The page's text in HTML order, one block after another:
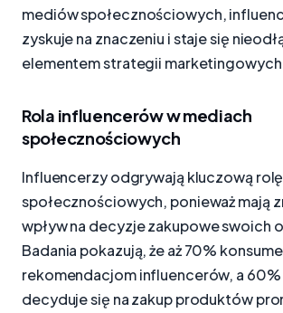
mediów społecznościowych,
zyskuje na znaczeniu i staje się
elementem strategii
Rola influencerów w mediach
społecznościowych
Influencerzy odgrywają kluczową
społecznościowych, ponieważ mają
wpływ na decyzje zakupowe swoich
Badania pokazują, że aż 70%
rekomendacjom influencerów, a 60%
decyduje się na zakup produktów